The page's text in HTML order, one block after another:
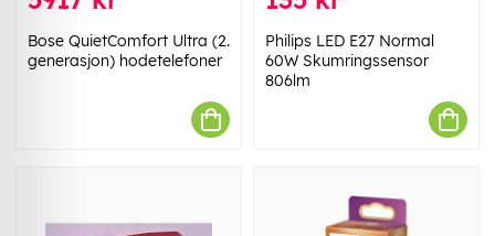
Bose QuietComfort Ultra (2.
generasjon) hodetelefoner
Philips LED E27 Normal
60W Skumringssensor
806lm